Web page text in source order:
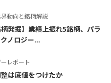
動向と銘柄解説
柄発掘】業績上振れ5銘柄、パラ
ノロジー...
レポート
は底値をつけたか